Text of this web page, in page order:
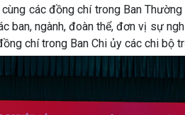
các đồng chí trong Ban
ban, ngành, đoàn thể, đơn vị sự
chí trong Ban Chi ủy các chi bộ